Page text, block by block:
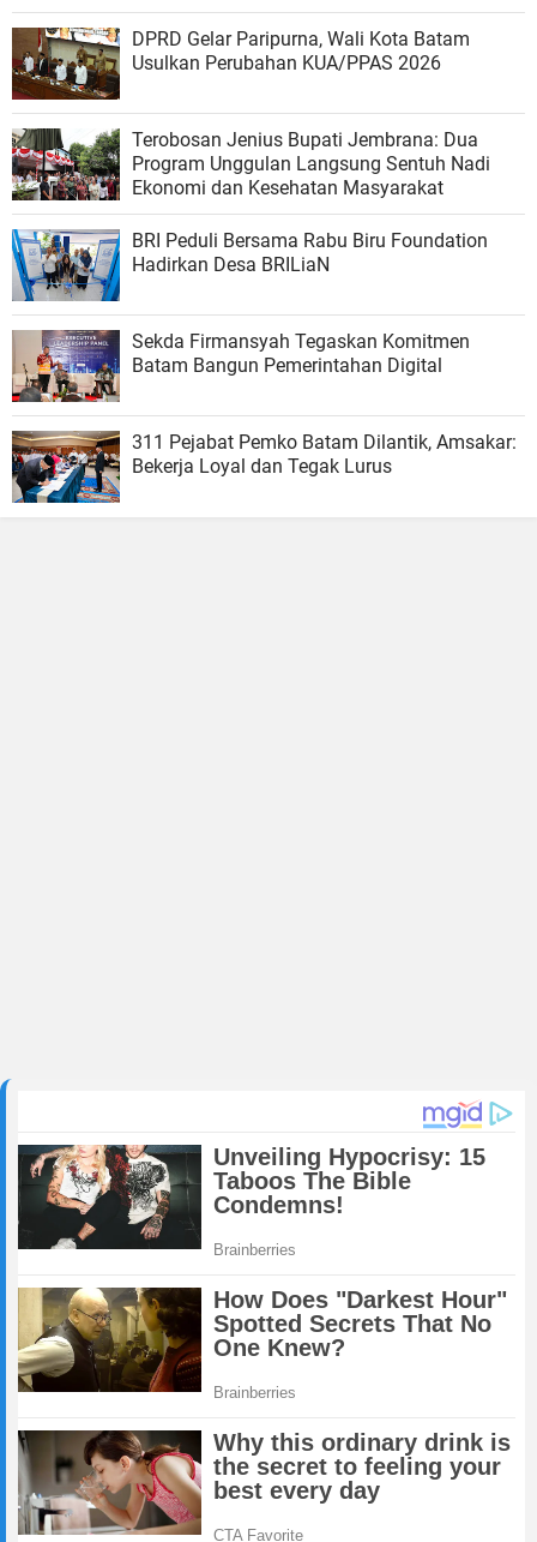
DPRD Gelar Paripurna, Wali Kota Batam
Usulkan Perubahan KUA/PPAS 2026
Terobosan Jenius Bupati Jembrana: Dua
Program Unggulan Langsung Sentuh Nadi
Ekonomi dan Kesehatan Masyarakat
BRI Peduli Bersama Rabu Biru Foundation
Hadirkan Desa BRILiaN
Sekda Firmansyah Tegaskan Komitmen
Batam Bangun Pemerintahan Digital
311 Pejabat Pemko Batam Dilantik, Amsakar:
Bekerja Loyal dan Tegak Lurus